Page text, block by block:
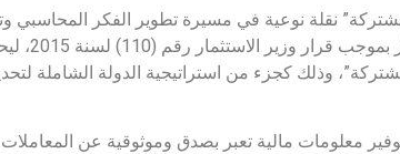
رقم (43) “الترتيبات المشتركة” نقلة نوعية في مسيرة تطوير الفكر
المالية في البيئة
المشتركة”، وذلك كجزء من استراتيجية الدولة الشاملة
معلومات مالية تعبر بصدق وموثوقية عن